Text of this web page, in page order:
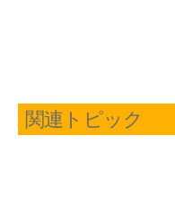
関連トピック